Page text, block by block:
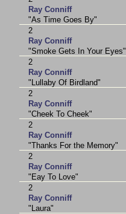
Ray Conniff
"As Time Goes By"
2
Ray Conniff
"Smoke Gets In Your Eyes"
2
Ray Conniff
"Lullaby Of Birdland"
2
Ray Conniff
"Cheek To Cheek"
2
Ray Conniff
"Thanks For the Memory"
2
Ray Conniff
"Eay To Love"
2
Ray Conniff
"Laura"